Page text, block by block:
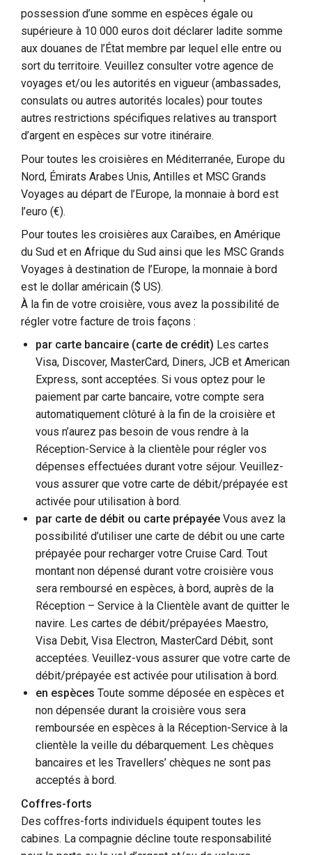
possession d’une somme en espèces égale ou
supérieure à 10 000 euros doit déclarer ladite somme
aux douanes de l’État membre par lequel elle entre ou
sort du territoire. Veuillez consulter votre agence de
voyages et/ou les autorités en vigueur (ambassades,
consulats ou autres autorités locales) pour toutes
autres restrictions spécifiques relatives au transport
d’argent en espèces sur votre itinéraire.
Pour toutes les croisières en Méditerranée, Europe du
Nord, Émirats Arabes Unis, Antilles et MSC Grands
Voyages au départ de l’Europe, la monnaie à bord est
l’euro (€).
Pour toutes les croisières aux Caraïbes, en Amérique
du Sud et en Afrique du Sud ainsi que les MSC Grands
Voyages à destination de l’Europe, la monnaie à bord
est le dollar américain ($ US).
À la fin de votre croisière, vous avez la possibilité de
régler votre facture de trois façons :
par carte bancaire (carte de crédit) Les cartes
Visa, Discover, MasterCard, Diners, JCB et American
Express, sont acceptées. Si vous optez pour le
paiement par carte bancaire, votre compte sera
automatiquement clôturé à la fin de la croisière et
vous n’aurez pas besoin de vous rendre à la
Réception-Service à la clientèle pour régler vos
dépenses effectuées durant votre séjour. Veuillez-
vous assurer que votre carte de débit/prépayée est
activée pour utilisation à bord.
par carte de débit ou carte prépayée Vous avez la
possibilité d’utiliser une carte de débit ou une carte
prépayée pour recharger votre Cruise Card. Tout
montant non dépensé durant votre croisière vous
sera remboursé en espèces, à bord, auprès de la
Réception – Service à la Clientèle avant de quitter le
navire. Les cartes de débit/prépayées Maestro,
Visa Debit, Visa Electron, MasterCard Débit, sont
acceptées. Veuillez-vous assurer que votre carte de
débit/prépayée est activée pour utilisation à bord.
en espèces Toute somme déposée en espèces et
non dépensée durant la croisière vous sera
remboursée en espèces à la Réception-Service à la
clientèle la veille du débarquement. Les chèques
bancaires et les Travellers’ chèques ne sont pas
acceptés à bord.
Coffres-forts
Des coffres-forts individuels équipent toutes les
cabines. La compagnie décline toute responsabilité